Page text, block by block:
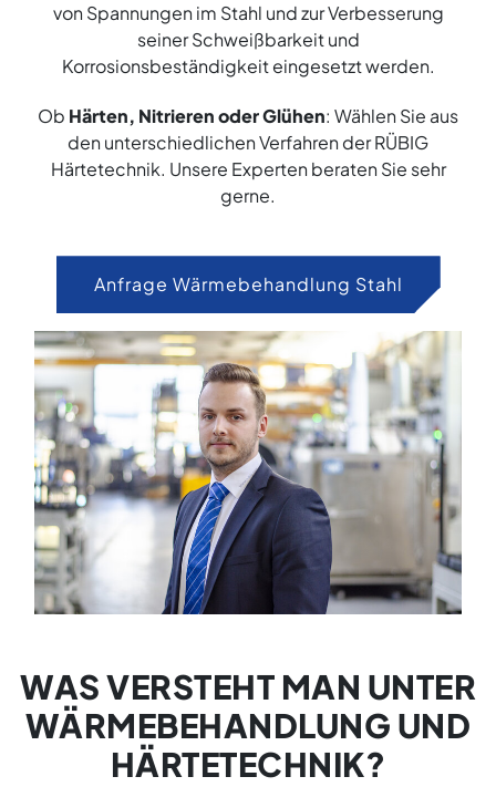
von Spannungen im Stahl und zur Verbesserung
seiner Schweißbarkeit und
Korrosionsbeständigkeit eingesetzt werden.
Ob Härten, Nitrieren oder Glühen: Wählen Sie aus
den unterschiedlichen Verfahren der RÜBIG
Härtetechnik. Unsere Experten beraten Sie sehr
gerne.
Anfrage Wärmebehandlung Stahl
WAS VERSTEHT MAN UNTER
WÄRMEBEHANDLUNG UND
HÄRTETECHNIK?